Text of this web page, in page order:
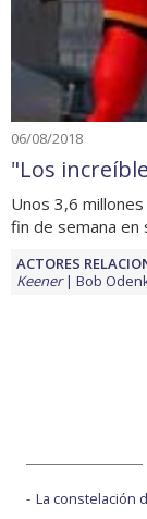
06/08/2018
"Los
Unos 3,6
fin de semana en
ACTORES
Keener
Bob
La constelación